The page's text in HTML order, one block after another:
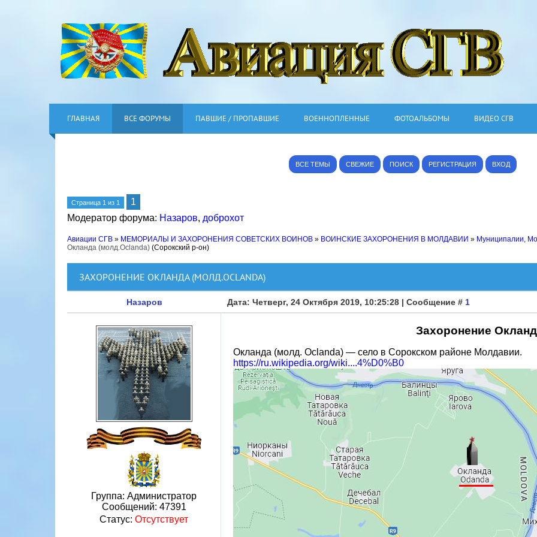
ГЛАВНАЯ ВСЕ ФОРУМЫ ПАВШИЕ / ПРОПАВШИЕ ВОЕННОПЛЕННЫЕ ФОТОАЛЬБОМЫ ВИДЕО СГВ
ВСЕ ТЕМЫ СВЕЖИЕ ПОИСК РЕГИСТРАЦИЯ ВХОД
Страница 1 из 1
1
Модератор форума: Назаров, доброхот
Авиации СГВ » МЕМОРИАЛЫ И ЗАХОРОНЕНИЯ СОВЕТСКИХ ВОИНОВ » ВОИНСКИЕ ЗАХОРОНЕНИЯ В МОЛДАВИИ » Муниципалии,
Окланда (молд.Oсlanda) (Сорокский р-он)
ЗАХОРОНЕНИЕ ОКЛАНДА (МОЛД.OСLANDA)
Назаров Дата: Четверг, 24 Октября 2019, 10:25:28 | Сообщение # 1
Группа: Администратор
Сообщений: 47391
Статус: Отсутствует
Захоронение
Окланда (молд. Oclanda) — село в Сорокском районе Молдавии.
https://ru.wikipedia.org/wiki....4%D0%B0